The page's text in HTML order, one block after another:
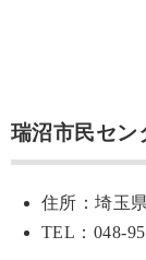
瑞沼市民セン
住所：埼玉
TEL：048-